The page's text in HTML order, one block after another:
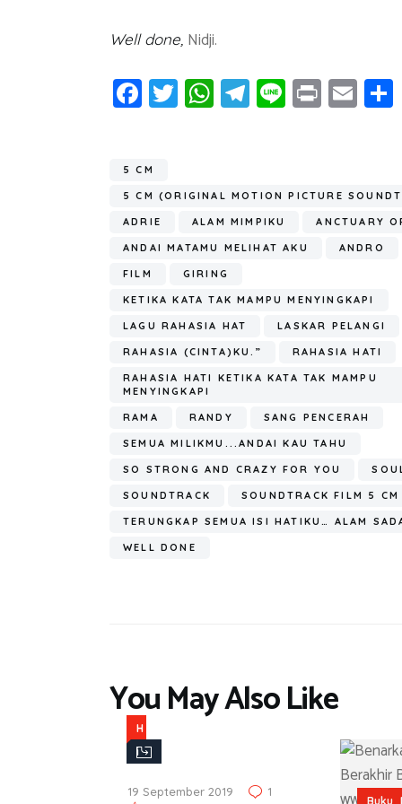
Welldone Nidji.
Fa
ce
o
ok
T
wi
er
W
h
s
A
p
p
T
el
gr
a
m
Li
n
Pr
in
E
m
5 CM
5 CM (ORIGINAL MOTION PICTURE
ADRIE ALAM MIMPIKU ANCTUARY
ANDAI MATAMU MELIHAT AKU ANDRO
FILM GIRING
KETIKA KATA TAK MAMPU MENYINGKAPI
LAGU RAHASIA HAT LASKAR PELANGI
RAHASIA (CINTA)KU.” RAHASIA HATI
RAHASIA HATI KETIKA KATA TAK MAMPU
MENYINGKAPI
RAMA RANDY SANG PENCERAH
SEMUA MILIKMU...ANDAI KAU TAHU
SO STRONG AND CRAZY FOR YOU
SOUNDTRACK SOUNDTRACK FILM 5 CM
TERUNGKAP SEMUA ISI HATIKU… ALAM
WELL DONE
You May Also Like
H
i
u
19 September 2019
1
Buku,